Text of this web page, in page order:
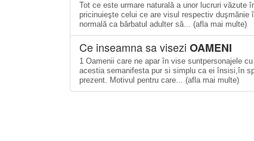
Tot ce este urmare naturală a unor lucruri
pricinuieşte celui ce are visul respectiv
normală ca bărbatul adulter să... (afla mai multe)
Ce inseamna sa visezi OAMENI
1 Oamenii care ne apar în vise suntpersonajele
acestia semanifesta pur si simplu ca ei însisi,în
prezent. Motivul pentru care... (afla mai multe)